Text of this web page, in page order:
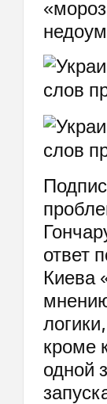
ответ
Киева
кроме
одной